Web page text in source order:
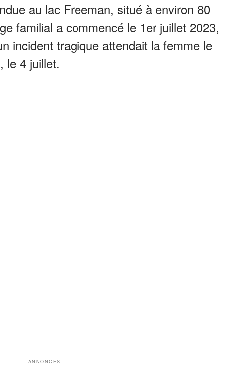
au lac Freeman, situé à environ 80
familial a commencé le 1er juillet 2023,
incident tragique attendait la femme le
le 4 juillet.
ANNONCES